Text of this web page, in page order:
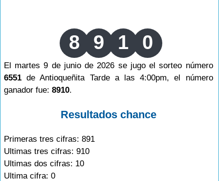
8 9 1 0
El martes 9 de junio de 2026 se jugo el sorteo número
6551 de Antioqueñita Tarde a las 4:00pm, el número
ganador fue: 8910.
Resultados chance
Primeras tres cifras: 891
Ultimas tres cifras: 910
Ultimas dos cifras: 10
Ultima cifra: 0